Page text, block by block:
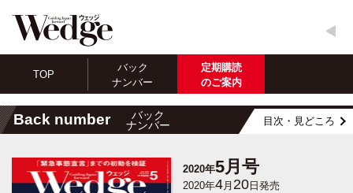
TOP
バック
ナンバー
定期購読
のご案内
Back number
バック
ナンバー
目次・見どころ
2020年5月号
2020年4月 20日発売